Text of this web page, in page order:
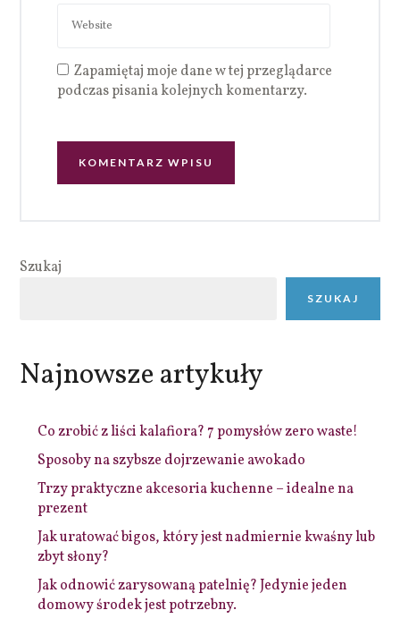
Zapamiętaj moje dane w tej przeglądarce
podczas pisania kolejnych komentarzy.
Szukaj
SZUKAJ
Najnowsze artykuły
Co zrobić z liści kalafiora? 7 pomysłów zero waste!
Sposoby na szybsze dojrzewanie awokado
Trzy praktyczne akcesoria kuchenne – idealne na
prezent
Jak uratować bigos, który jest nadmiernie kwaśny lub
zbyt słony?
Jak odnowić zarysowaną patelnię? Jedynie jeden
domowy środek jest potrzebny.